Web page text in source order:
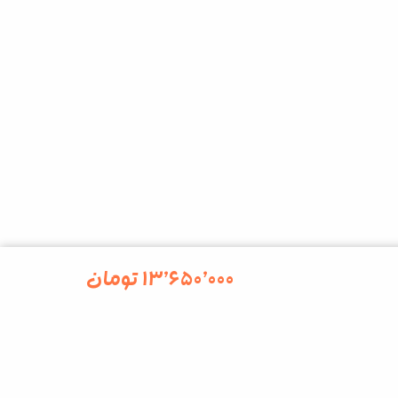
۱۳٬۶۵۰٬۰۰۰تومان